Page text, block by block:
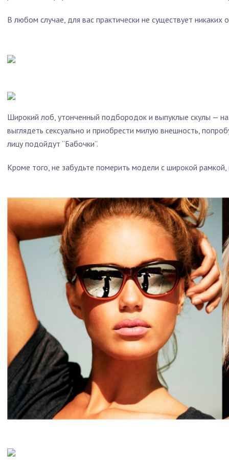
В любом случае, для вас практически не существует никаких
Широкий лоб, утонченный подбородок и выпуклые скулы —
выглядеть сексуально и приобрести милую внешность,
лицу подойдут “Бабочки”.
Кроме того, не забудьте померить модели с широкой рамкой,